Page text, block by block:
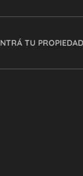
TU PROPIEDAD